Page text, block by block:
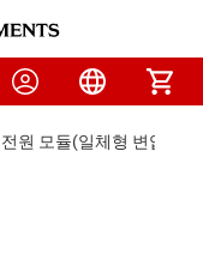
원 모듈(일체형 변압기)